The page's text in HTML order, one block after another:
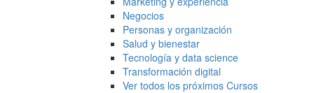
Negocios
Personas y organización
Salud y bienestar
Tecnología y data science
Transformación digital
Ver todos los próximos Cursos